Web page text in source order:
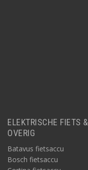
ELEKTRISCHE FIETS &
OVERIG
Batavus fietsaccu
Bosch fietsaccu